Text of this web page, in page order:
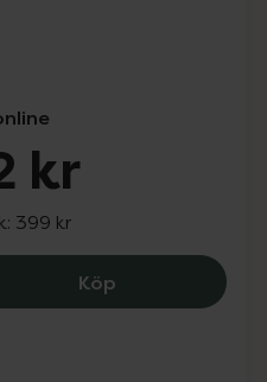
kr
399 kr
KöpHedrin Once,